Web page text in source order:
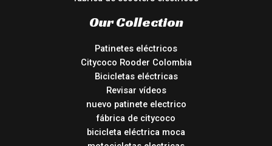
Our Collection
Patinetes eléctricos
Citycoco Rooder Colombia
Bicicletas eléctricas
Revisar vídeos
nuevo patinete electrico
fábrica de citycoco
bicicleta eléctrica moca